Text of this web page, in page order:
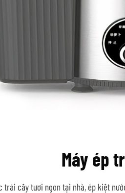
Máy ép
trái cây tươi ngon tại nhà, ép kiệt